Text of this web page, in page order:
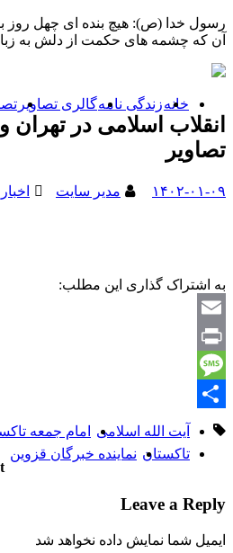
رسول خدا (ص): هیچ بنده ای چهل روز
آن که چشمه های حکمت از دلش به
خانهزندگی نامهگالری تصاویر
انقلاب اسلامی در تهران
تصاویر
۱۴۰۲-۰۱-۰۹ مدیر سایت اخبار
به اشتراک گذاری این مطلب:
Email
Print
Message
Share
آیت الله اسلامی امام جمعه
تاکستان نماینده خبرگان قزوین
Leave a Reply
ایمیل شما نمایش داده نخواهد شد